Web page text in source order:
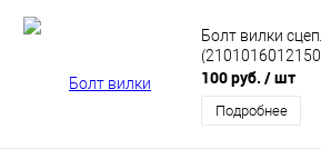
Болт вилки
100 руб. / шт
Подробнее